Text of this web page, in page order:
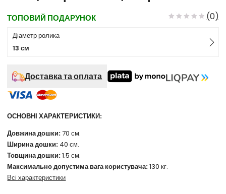
ТОПОВИЙ ПОДАРУНОК (0)
Діаметр ролика
13 см
Доставка та оплата
ОСНОВНІ ХАРАКТЕРИСТИКИ:
Довжина дошки:70 см.
Ширина дошки: 40 см.
Товщина дошки:1.5 см.
Максимально допустима вага користувача:130 кг.
Всі характеристики